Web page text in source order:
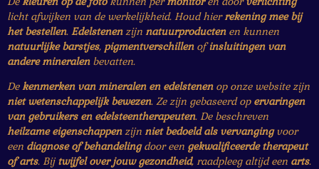
licht afwijken van de werkelijkheid. Houd hierrekening mee bij
het bestellen. Edelstenenzijn natuurproductenen kunnen
natuurlijke barstjes, pigmentverschillenofinsluitingen van
andere mineralenbevatten.
Dekenmerken van mineralen en edelstenenop onze website zijn
niet wetenschappelijk bewezen. Ze zijn gebaseerd op ervaringen
van gebruikers en edelsteentherapeuten. De beschreven
heilzame eigenschappenzijn niet bedoeld als vervangingvoor
een diagnose of behandelingdoor een gekwalificeerde therapeut
of arts. Bijtwijfel over jouw gezondheid, raadpleeg altijd een arts.